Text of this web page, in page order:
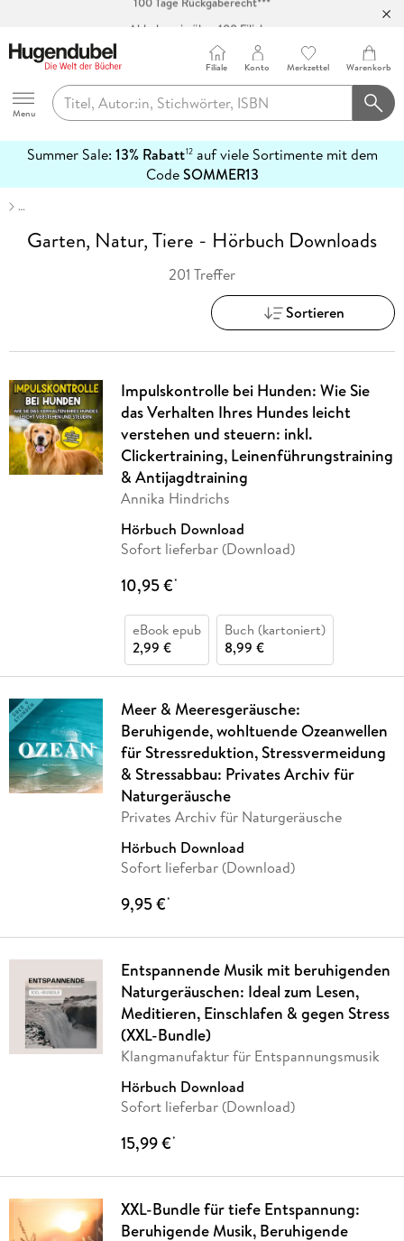
Abholung in über 100 Filialen
Hugendubel
Menu
Filiale Konto Merkzettel Warenkorb
Summer Sale: 13% Rabatt12auf viele Sortimente mit dem
CodeSOMMER13
erfahren
…
Garten, Natur, Tiere - Hörbuch Downloads
201 Treffer
Sortieren
Impulskontrolle bei Hunden: Wie Sie
das Verhalten Ihres Hundes leicht
verstehen und steuern: inkl.
Clickertraining, Leinenführungstraining
& Antijagdtraining
Annika Hindrichs
Hörbuch Download
Sofort lieferbar (Download)
10,95 €*
eBook epub
2,99 €
Buch (kartoniert)
8,99 €
Meer & Meeresgeräusche:
Beruhigende, wohltuende Ozeanwellen
für Stressreduktion, Stressvermeidung
& Stressabbau: Privates Archiv für
Naturgeräusche
Privates Archiv für Naturgeräusche
Hörbuch Download
Sofort lieferbar (Download)
9,95 €*
Entspannende Musik mit beruhigenden
Naturgeräuschen: Ideal zum Lesen,
Meditieren, Einschlafen & gegen Stress
(XXL-Bundle)
Klangmanufaktur für Entspannungsmusik
Hörbuch Download
Sofort lieferbar (Download)
15,99 €*
XXL-Bundle für tiefe Entspannung:
Beruhigende Musik, Beruhigende